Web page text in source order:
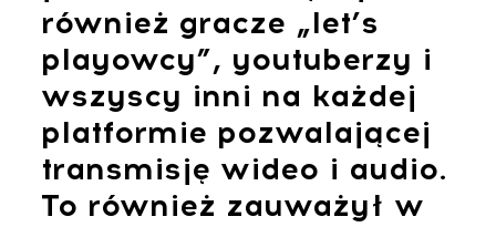
również gracze „let’s
playowcy”, youtuberzy i
wszyscy inni na każdej
platformie pozwalającej
transmisję wideo i audio.
To również zauważył w